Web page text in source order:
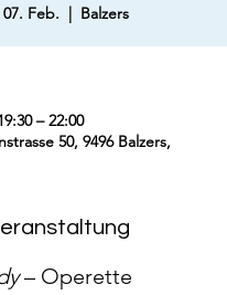
07. Feb.
  |
Balzers
– 22:00
50, 9496 Balzers,
– Operette